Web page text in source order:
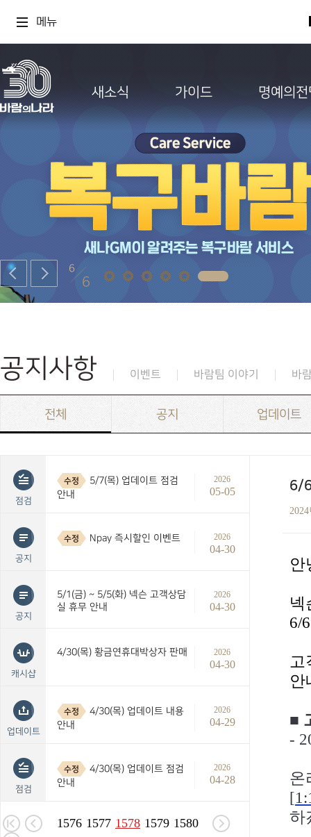
메뉴
새소식 가이드 명예의전
6
6
공지사항 이벤트 바람팀 이야기 바
전체 공지 업데이트
점검
수정
5/7(목) 업데이트 점검
안내
2026
05-05
공지
수정 Npay 즉시할인 이벤트 2026
04-30
공지
5/1(금) ~ 5/5(화) 넥슨 고객상담
실 휴무 안내
2026
04-30
캐시샵
4/30(목) 황금연휴대박상자 판매 2026
04-30
업데이트
수정
4/30(목) 업데이트 내용
안내
2026
04-29
점검
수정
4/30(목) 업데이트 점검
안내
2026
04-28
1576 1577 1578 1579 1580
6/
안
넥
6/
고
안
■
-
온
[
하